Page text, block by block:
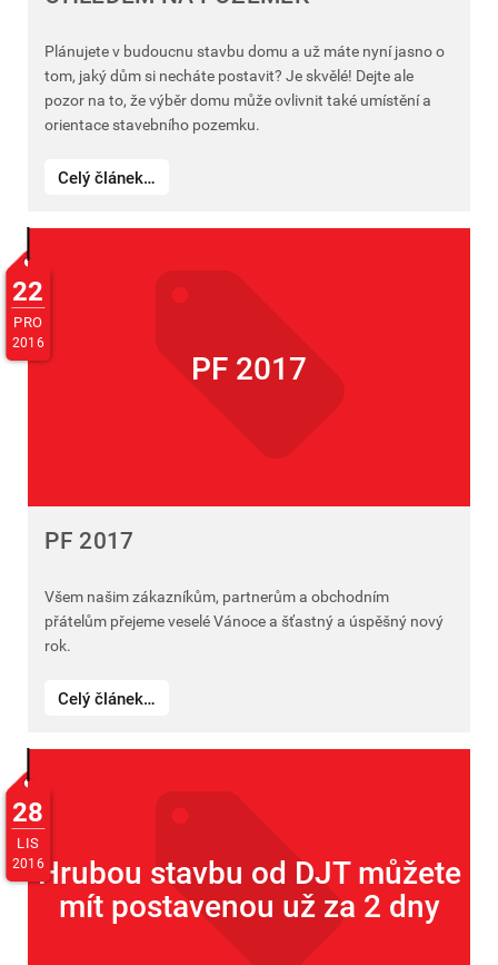
Plánujete v budoucnu stavbu domu a už máte nyní jasno o
tom, jaký dům si necháte postavit? Je skvělé! Dejte ale
pozor na to, že výběr domu může ovlivnit také umístění a
orientace stavebního pozemku.
Celý článek…
PF 2017
22
PRO
2016
PF 2017
Všem našim zákazníkům, partnerům a obchodním
přátelům přejeme veselé Vánoce a šťastný a úspěšný nový
rok.
Celý článek…
Hrubou stavbu od DJT můžete
mít postavenou už za 2 dny
28
LIS
2016